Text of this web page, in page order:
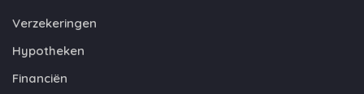
Verzekeringen
Hypotheken
Financiën